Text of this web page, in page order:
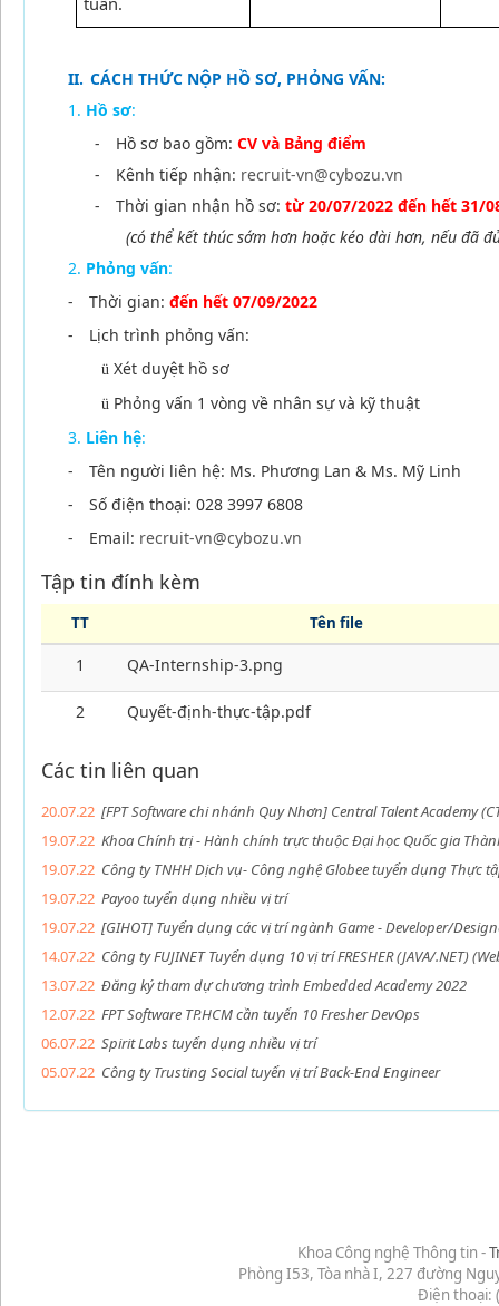
II. CÁCH THỨC NỘP HỒ SƠ, PHỎNG VẤN:
Hồ sơ:
-
Hồ sơ bao gồm: CV và Bảng điểm
-
Kênh tiếp nhận: recruit-vn@cybozu.vn
-
Thời gian nhận hồ sơ: từ 20/07/2022 đến hết 31/
(có thể kết thúc sớm hơn hoặc kéo dài hơn, nếu đã
Phỏng vấn:
-
Thời gian: đến hết 07/09/2022
-
Lịch trình phỏng vấn:
ü Xét duyệt hồ sơ
ü Phỏng vấn 1 vòng về nhân sự và kỹ thuật
Liên hệ:
-
Tên người liên hệ: Ms. Phương Lan & Ms. Mỹ Linh
-
Số điện thoại: 028 3997 6808
-
Email: recruit-vn@cybozu.vn
Tập tin đính kèm
TT Tên file
1 QA-Internship-3.png
2 Quyết-định-thực-tập.pdf
Các tin liên quan
20.07.22 [FPT Software chi nhánh Quy Nhơn] Central Talent Academy
19.07.22 Khoa Chính trị - Hành chính trực thuộc Đại học Quốc gia
19.07.22 Công ty TNHH Dịch vụ- Công nghệ Globee tuyển dụng Thực
19.07.22 Payoo tuyển dụng nhiều vị trí
19.07.22 [GIHOT] Tuyển dụng các vị trí ngành Game - Developer/
14.07.22 Công ty FUJINET Tuyển dụng 10 vị trí FRESHER (JAVA/.NET)
13.07.22 Đăng ký tham dự chương trình Embedded Academy 2022
12.07.22 FPT Software TP.HCM cần tuyển 10 Fresher DevOps
06.07.22 Spirit Labs tuyển dụng nhiều vị trí
05.07.22 Công ty Trusting Social tuyển vị trí Back-End Engineer
Khoa Công nghệ Thông tin -
Phòng I53, Tòa nhà I, 227 đường
Điện thoại: